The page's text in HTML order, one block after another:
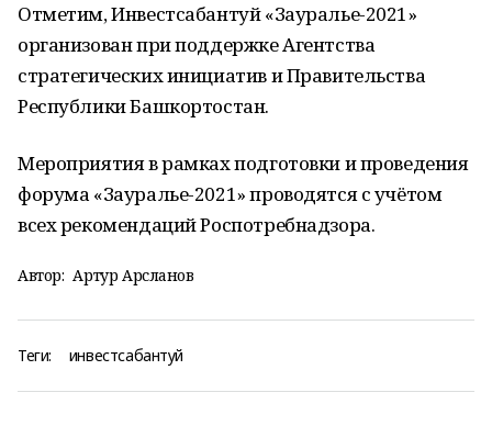
Отметим, Инвестсабантуй «Зауралье-2021»
организован при поддержке Агентства
стратегических инициатив и Правительства
Республики Башкортостан.
Мероприятия в рамках подготовки и проведения
форума «Зауралье-2021» проводятся с учётом
всех рекомендаций Роспотребнадзора.
Автор: Артур Арсланов
Теги: инвестсабантуй